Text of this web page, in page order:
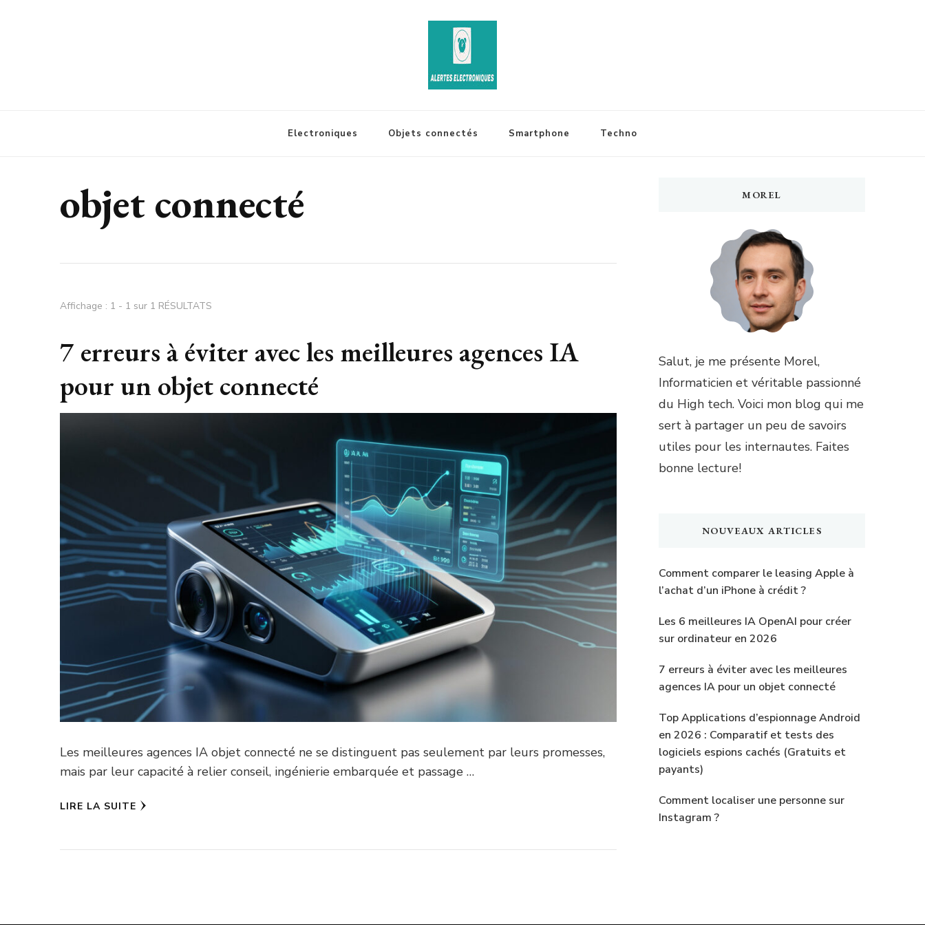
Electroniques Objets connectés Smartphone Techno
objet connecté
Affichage : 1 - 1 sur 1 RÉSULTATS
7 erreurs à éviter avec les meilleures agences IA
pour un objet connecté
Les meilleures agences IA objet connecté ne se distinguent pas seulement par leurs promesses,
mais par leur capacité à relier conseil, ingénierie embarquée et passage …
LIRE LA SUITE
MOREL
Salut, je me présente Morel,
Informaticien et véritable passionné
du High tech. Voici mon blog qui me
sert à partager un peu de savoirs
utiles pour les internautes. Faites
bonne lecture!
NOUVEAUX ARTICLES
Comment comparer le leasing Apple à
l’achat d’un iPhone à crédit ?
Les 6 meilleures IA OpenAI pour créer
sur ordinateur en 2026
7 erreurs à éviter avec les meilleures
agences IA pour un objet connecté
Top Applications d’espionnage Android
en 2026 : Comparatif et tests des
logiciels espions cachés (Gratuits et
payants)
Comment localiser une personne sur
Instagram ?